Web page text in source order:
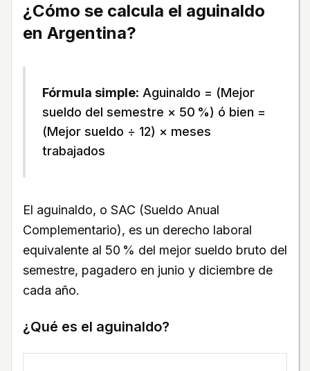
¿Cómo se calcula el aguinaldo
en Argentina?
Fórmula simple: Aguinaldo = (Mejor
sueldo del semestre × 50 %) ó bien =
(Mejor sueldo ÷ 12) × meses
trabajados
El aguinaldo, o SAC (Sueldo Anual
Complementario), es un derecho laboral
equivalente al 50 % del mejor sueldo bruto del
semestre, pagadero en junio y diciembre de
cada año.
¿Qué es el aguinaldo?